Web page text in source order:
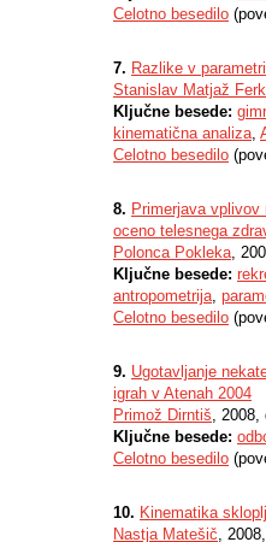
Celotno besedilo
7. Razlike v
Stanislav Matjaž
Ključne besede:
kinematična analiza,
Celotno besedilo
8. Primerjava
oceno telesnega
Polonca Pokleka,
Ključne besede:
antropometrija,
Celotno besedilo
9. Ugotavljanje
igrah v Atenah 2004
Primož Dirntiš, 2008,
Ključne besede:
Celotno besedilo
10. Kinematika
Nastja Matešič,